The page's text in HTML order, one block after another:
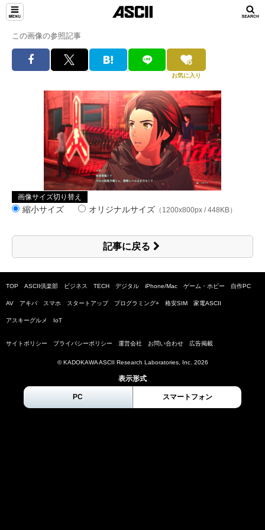
この画像の参照記事
お気に入り
画像サイズ切り替え
縮小サイズ オリジナルサイズ （1200x800px / 448KB）
記事に戻る
TOP ASCII倶楽部 ビジネス TECH デジタル iPhone/Mac ゲーム・ホビー 自作PC
AV アキバ スマホ スタートアップ プログラミング+ 格安SIM 家電ASCII
アスキーグルメ IoT
サイトポリシー プライバシーポリシー 運営会社 お問い合わせ 広告掲載
© KADOKAWA ASCII Research Laboratories, Inc. 2026
表示形式
PC スマートフォン